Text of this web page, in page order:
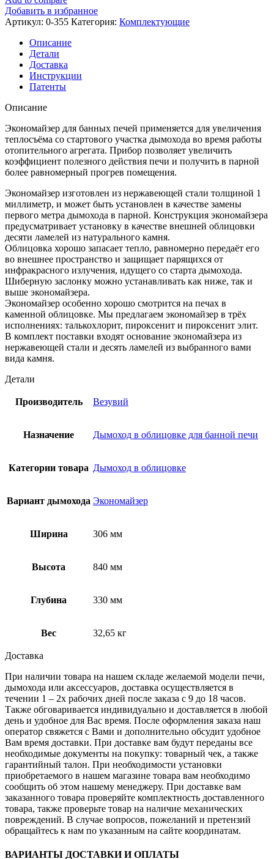
Добавить в избранное
Артикул: 0-355 Категория: Комплектующие
Описание
Детали
Доставка
Инструкции
Патенты
Описание
Экономайзер для банных печей применяется для увеличения
теплосъёма со стартового участка дымохода во время работы
отопительного агрегата. Прибор позволяет увеличить
коэффициент полезного действия печи и получить в парной
более равномерный прогрев помещения.
Экономайзер изготовлен из нержавеющей стали толщиной 1
миллиметр, и может быть установлен в качестве замены
первого метра дымохода в парной. Конструкция экономайзера
предусматривает установку в качестве внешней облицовки
десяти ламелей из натурального камня.
Облицовка хорошо запасает тепло, равномерно передаёт его
во внешнее пространство и защищает парящихся от
инфракрасного излучения, идущего со старта дымохода.
Шиберную заслонку можно устанавливать как ниже, так и
выше экономайзера.
Экономайзер особенно хорошо смотрится на печах в
каменной облицовке. Мы предлагаем экономайзер в трёх
исполнениях: талькохлорит, пироксенит и пироксенит элит.
В комплект поставки входят основание экономайзера из
нержавеющей стали и десять ламелей из выбранного вами
вида камня.
Детали
Производитель Везувий
Назначение Дымоход в облицовке для банной печи
Категории товара Дымоход в облицовке
Вариант дымохода Экономайзер
Ширина 306 мм
Высота 840 мм
Глубина 330 мм
Вес 32,65 кг
Доставка
При наличии товара на нашем складе желаемой модели печи,
дымохода или аксессуаров, доставка осуществляется в
течении 1 – 2х рабочих дней после заказа с 9 до 18 часов.
Также обговаривается индивидуально и доставляется в любой
день и удобное для Вас время. После оформления заказа наш
оператор свяжется с Вами и дополнительно обсудит удобное
Вам время доставки. При доставке вам будут переданы все
необходимые документы на покупку: товарный чек, а также
гарантийный талон. При необходимости установки
приобретаемого в нашем магазине товара вам необходимо
сообщить об этом нашему менеджеру. При доставке вам
заказанного товара проверяйте комплектность доставленного
товара, также проверьте товар на наличие механических
повреждений. В случае вопросов, пожеланий и претензий
обращайтесь к нам по указанным на сайте координатам.
ВАРИАНТЫ ДОСТАВКИ И ОПЛАТЫ